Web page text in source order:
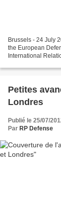
Brussels - 24 July
the European
International
Petites
Londres
Publié le 25/07/
Par RP Defense